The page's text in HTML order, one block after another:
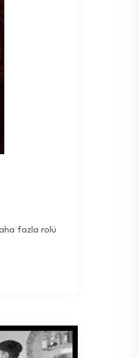
fazla rolü